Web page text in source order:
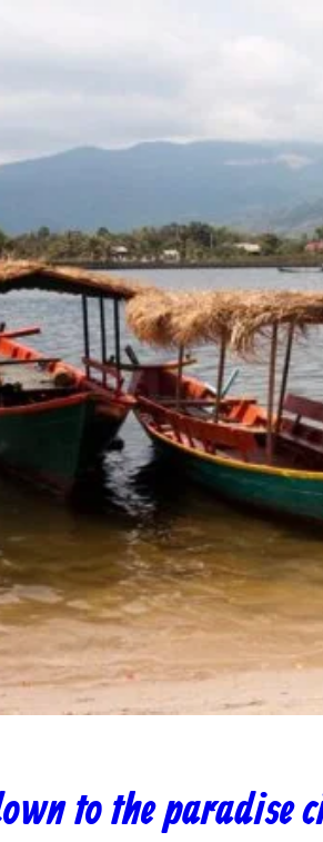
to the paradise